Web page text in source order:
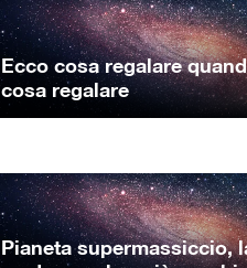
Ecco cosa regalare
cosa regalare
Pianeta supermassiccio,